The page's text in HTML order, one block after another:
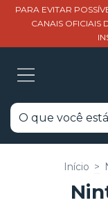
PARA EVITAR
CANAIS OFICIAIS
Início >